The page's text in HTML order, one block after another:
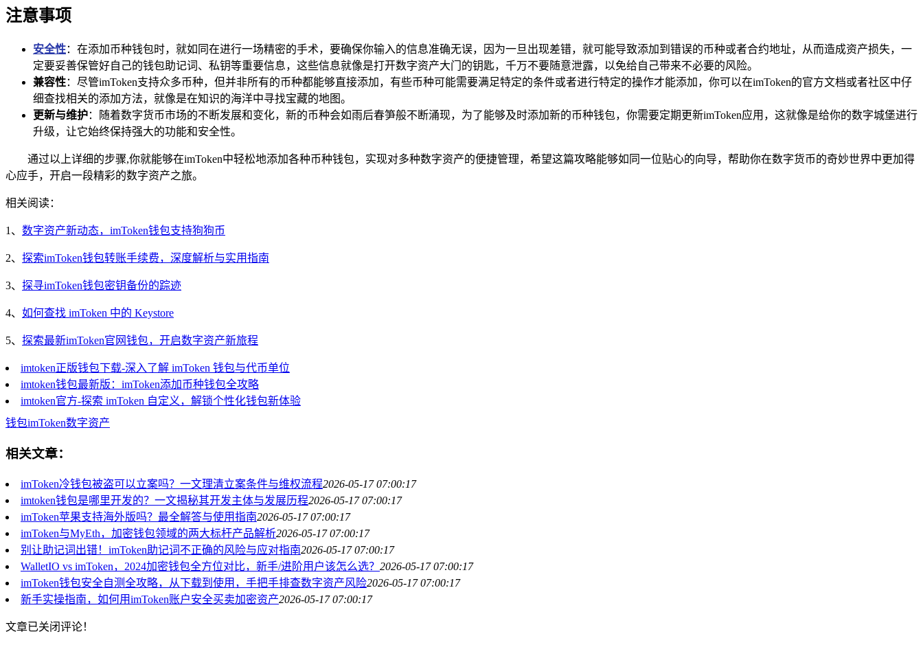
注意事项
安全性：在添加币种钱包时，就如同在进行一场精密的手术，要确保你输入的信息准确无误，因为一旦出现差错，就可能导致添加到错误的币种或者合约地址，从而造成资产损失，一
定要妥善保管好自己的钱包助记词、私钥等重要信息，这些信息就像是打开数字资产大门的钥匙，千万不要随意泄露，以免给自己带来不必要的风险。
兼容性：尽管imToken支持众多币种，但并非所有的币种都能够直接添加，有些币种可能需要满足特定的条件或者进行特定的操作才能添加，你可以在imToken的官方文档或者社区中仔
细查找相关的添加方法，就像是在知识的海洋中寻找宝藏的地图。
更新与维护：随着数字货币市场的不断发展和变化，新的币种会如雨后春笋般不断涌现，为了能够及时添加新的币种钱包，你需要定期更新imToken应用，这就像是给你的数字城堡进行
升级，让它始终保持强大的功能和安全性。
通过以上详细的步骤,你就能够在imToken中轻松地添加各种币种钱包，实现对多种数字资产的便捷管理，希望这篇攻略能够如同一位贴心的向导，帮助你在数字货币的奇妙世界中更加得
心应手，开启一段精彩的数字资产之旅。
相关阅读：
1、 数字资产新动态，imToken钱包支持狗狗币
2、 探索imToken钱包转账手续费，深度解析与实用指南
3、 探寻imToken钱包密钥备份的踪迹
4、 如何查找 imToken 中的 Keystore
5、 探索最新imToken官网钱包，开启数字资产新旅程
imtoken正版钱包下载-深入了解 imToken 钱包与代币单位
imtoken钱包最新版：imToken添加币种钱包全攻略
imtoken官方-探索 imToken 自定义，解锁个性化钱包新体验
钱包imToken数字资产
相关文章：
imToken冷钱包被盗可以立案吗？一文理清立案条件与维权流程2026-05-17 07:00:17
imtoken钱包是哪里开发的？一文揭秘其开发主体与发展历程2026-05-17 07:00:17
imToken苹果支持海外版吗？最全解答与使用指南2026-05-17 07:00:17
imToken与MyEth，加密钱包领域的两大标杆产品解析2026-05-17 07:00:17
别让助记词出错！imToken助记词不正确的风险与应对指南2026-05-17 07:00:17
WalletIO vs imToken，2024加密钱包全方位对比，新手/进阶用户该怎么选？ 2026-05-17 07:00:17
imToken钱包安全自测全攻略，从下载到使用，手把手排查数字资产风险2026-05-17 07:00:17
新手实操指南，如何用imToken账户安全买卖加密资产2026-05-17 07:00:17
文章已关闭评论！